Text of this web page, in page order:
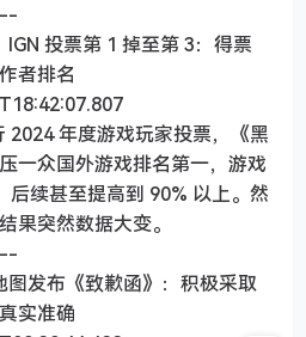
投票第 1 掉至第 3：得票
者排名
2024 年度游戏玩家投票，《黑
一众国外游戏排名第一，游戏
后续甚至提高到 90% 以上。然
果突然数据大变。
发布《致歉函》：积极采取
实准确